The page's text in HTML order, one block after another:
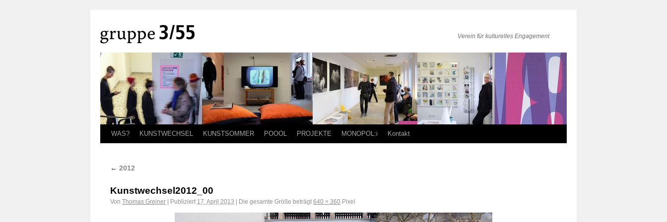
Verein für kulturelles Engagement
WAS? KUNSTWECHSEL KUNSTSOMMER POOOL PROJEKTE MONOPOL:i Kontakt
← 2012
Kunstwechsel2012_00
Von Thomas Greiner Publiziert 17. April 2013 Die gesamte Größe beträgt 640 × 360 Pixel